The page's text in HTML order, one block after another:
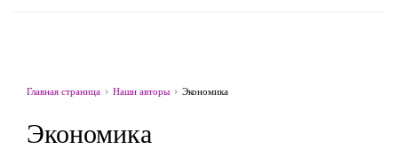
Главная страница Наши авторы Экономика
Экономика